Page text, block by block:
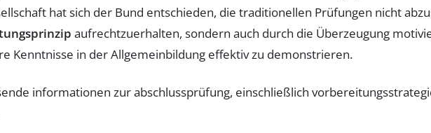
hat sich der Bund entschieden, die traditionellen Prüfungen nicht
aufrechtzuerhalten, sondern auch durch die Überzeugung
Kenntnisse in der Allgemeinbildung effektiv zu demonstrieren.